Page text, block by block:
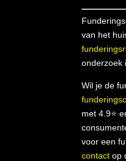
van het
onderzoek
Wil je de
met 4.9⭐
voor een
contact op